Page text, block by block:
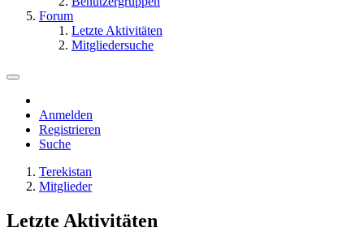
Forum
Letzte Aktivitäten
Mitgliedersuche
Anmelden
Registrieren
Suche
Terekistan
Mitglieder
Letzte Aktivitäten